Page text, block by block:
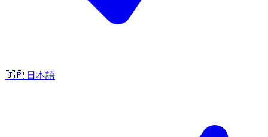
🇯🇵 日本語